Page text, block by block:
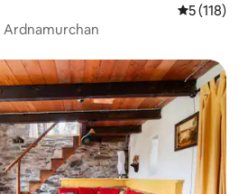
5 (118)
Ardnamurchan